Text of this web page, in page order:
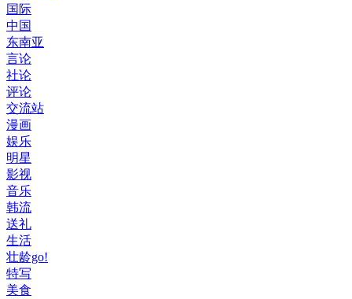
国际
中国
东南亚
言论
社论
评论
交流站
漫画
娱乐
明星
影视
音乐
韩流
送礼
生活
壮龄go!
特写
美食